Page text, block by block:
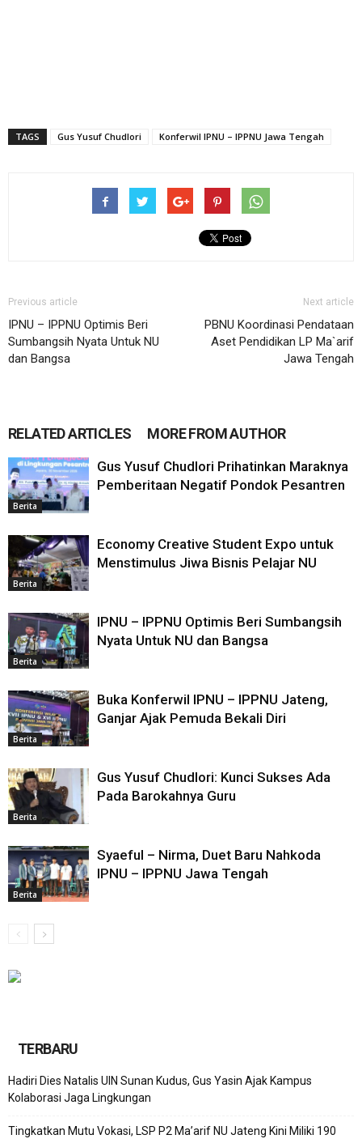
TAGS Gus Yusuf Chudlori Konferwil IPNU – IPPNU Jawa Tengah
Previous article
IPNU – IPPNU Optimis Beri
Sumbangsih Nyata Untuk NU
dan Bangsa
Next article
PBNU Koordinasi Pendataan
Aset Pendidikan LP Ma`arif
Jawa Tengah
RELATED ARTICLES MORE FROM AUTHOR
Berita
Gus Yusuf Chudlori Prihatinkan Maraknya
Pemberitaan Negatif Pondok Pesantren
Berita
Economy Creative Student Expo untuk
Menstimulus Jiwa Bisnis Pelajar NU
Berita
IPNU – IPPNU Optimis Beri Sumbangsih
Nyata Untuk NU dan Bangsa
Berita
Buka Konferwil IPNU – IPPNU Jateng,
Ganjar Ajak Pemuda Bekali Diri
Berita
Gus Yusuf Chudlori: Kunci Sukses Ada
Pada Barokahnya Guru
Berita
Syaeful – Nirma, Duet Baru Nahkoda
IPNU – IPPNU Jawa Tengah
TERBARU
Hadiri Dies Natalis UIN Sunan Kudus, Gus Yasin Ajak Kampus
Kolaborasi Jaga Lingkungan
Tingkatkan Mutu Vokasi, LSP P2 Ma’arif NU Jateng Kini Miliki 190